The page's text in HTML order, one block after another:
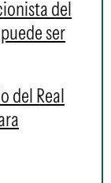
del
ser
del Real